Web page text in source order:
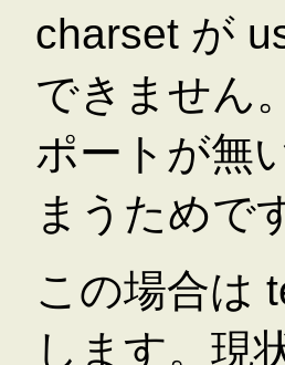
charset が
できません
ポートが無
まうためで
この場合は
します。現